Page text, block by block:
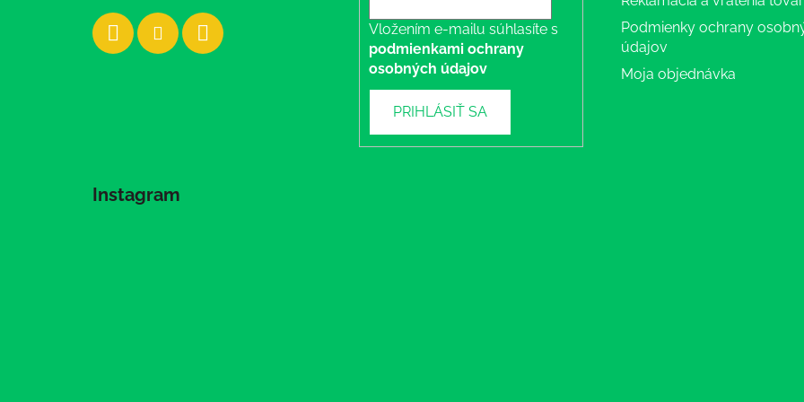
Vložením e-mailu súhlasíte s
podmienkami ochrany
osobných údajov
PRIHLÁSIŤ SA
Podmienky ochrany
údajov
Moja objednávka
Instagram